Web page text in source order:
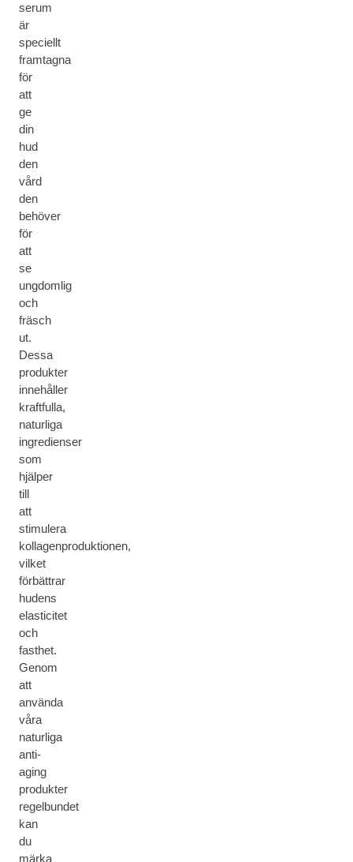
serum
är
speciellt
framtagna
för
att
ge
din
hud
den
vård
den
behöver
för
att
se
ungdomlig
och
fräsch
ut.
Dessa
produkter
innehåller
kraftfulla,
naturliga
ingredienser
som
hjälper
till
att
stimulera
kollagenproduktionen,
vilket
förbättrar
hudens
elasticitet
och
fasthet.
Genom
att
använda
våra
naturliga
anti-
aging
produkter
regelbundet
kan
du
märka